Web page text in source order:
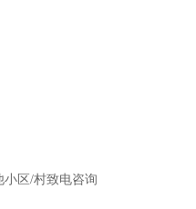
小区/村致电咨询